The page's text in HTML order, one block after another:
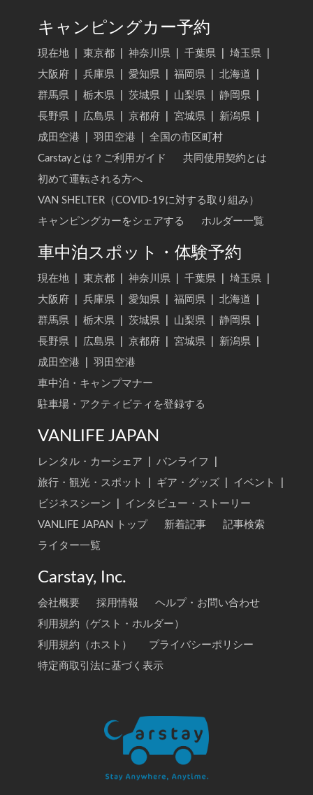
キャンピングカー予約
現在地 東京都 神奈川県 千葉県 埼玉県
大阪府
兵庫県 愛知県 福岡県 北海道
群馬県
栃木県 茨城県 山梨県 静岡県
長野県
広島県 京都府 宮城県 新潟県
成田空港
羽田空港
全国の市区町村
Carstayとは？ご利用ガイド
共同使用契約とは
初めて運転される方へ
VAN SHELTER（COVID-19に対する取り組み）
キャンピングカーをシェアする
ホルダー一覧
車中泊スポット・体験予約
現在地 東京都 神奈川県 千葉県 埼玉県
大阪府
兵庫県 愛知県 福岡県 北海道
群馬県
栃木県 茨城県 山梨県 静岡県
長野県
広島県 京都府 宮城県 新潟県
成田空港
羽田空港
車中泊・キャンプマナー
駐車場・アクティビティを登録する
VANLIFE JAPAN
レンタル・カーシェア バンライフ
旅行・観光・スポット
ギア・グッズ イベント
ビジネスシーン
インタビュー・ストーリー
VANLIFE JAPAN トップ
新着記事
記事検索
ライター一覧
Carstay, Inc.
会社概要 採用情報
ヘルプ・お問い合わせ
利用規約（ゲスト・ホルダー）
利用規約（ホスト）
プライバシーポリシー
特定商取引法に基づく表示